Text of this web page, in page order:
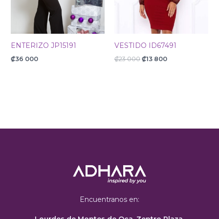
ENTERIZO JP15191
₡36 000
VESTIDO ID67491
₡23 000 ₡13 800
Encuentranos en: